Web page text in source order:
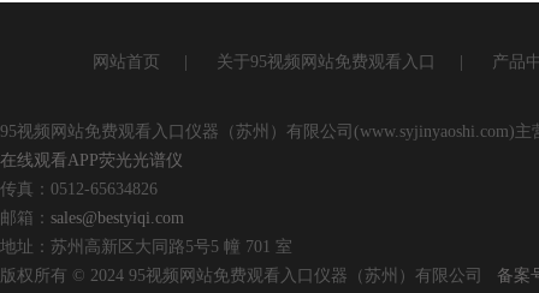
网站首页 关于95视频网站免费观看入口 产品
95视频网站免费观看入口仪器（苏州）有限公司(www.syjinyaoshi.com)主营
在线观看APP荧光光谱仪
传真：0512-65634826
邮箱： sales@bestyiqi.com
地址：苏州高新区大同路5号5 幢 701 室
版权所有 © 2024 95视频网站免费观看入口仪器（苏州）有限公司 备案